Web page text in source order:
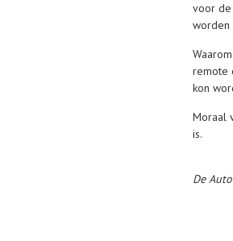
voor de
worden
remote
kon
Moraal
is.
De